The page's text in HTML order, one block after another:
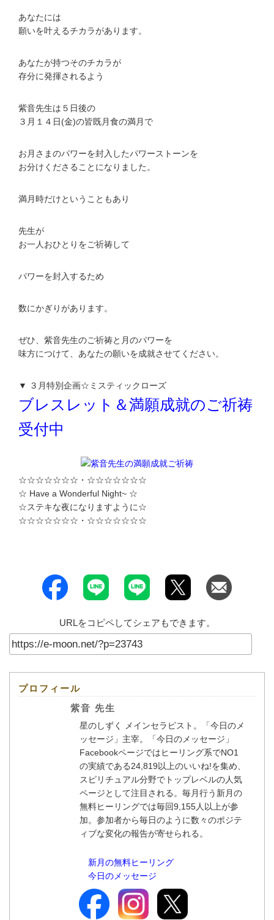
あなたには
願いを叶えるチカラがあります。
あなたが持つそのチカラが
存分に発揮されるよう
紫音先生は５日後の
３月１４日(金)の皆既月食の満月で
お月さまのパワーを封入したパワーストーンを
お分けくださることになりました。
満月時だけということもあり
先生が
お一人おひとりをご祈祷して
パワーを封入するため
数にかぎりがあります。
ぜひ、紫音先生のご祈祷と月のパワーを
味方につけて、あなたの願いを成就させてください。
▼ ３月特別企画☆ミスティックローズ
ブレスレット＆満願成就のご祈祷
受付中
☆☆☆☆☆☆☆・☆☆☆☆☆☆☆
☆ Have a Wonderful Night~ ☆
☆ステキな夜になりますように☆
☆☆☆☆☆☆☆・☆☆☆☆☆☆☆
URLをコピペしてシェアもできます。
プロフィール
紫音 先生
星のしずく メインセラピスト。「今日のメ
ッセージ」主宰。「今日のメッセージ」
Facebookページではヒーリング系でNO1
の実績である24,819以上のいいね!を集め、
スピリチュアル分野でトップレベルの人気
ページとして注目される。毎月行う新月の
無料ヒーリングでは毎回9,155人以上が参
加。参加者から毎日のように数々のポジテ
ィブな変化の報告が寄せられる。
新月の無料ヒーリング
今日のメッセージ